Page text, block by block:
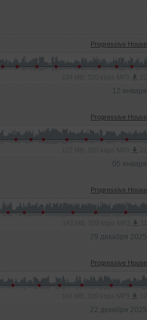
Progressive House
12 января
Progressive House
05 января
Progressive House
29 декабря 2025
Progressive House
22 декабря 2025